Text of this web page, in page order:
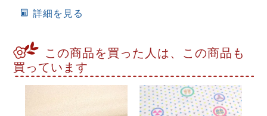
詳細を見る
この商品を買った人は、この商品も
買っています